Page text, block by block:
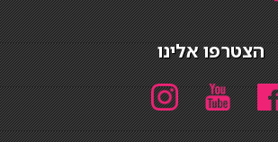
הצטרפו אלינו